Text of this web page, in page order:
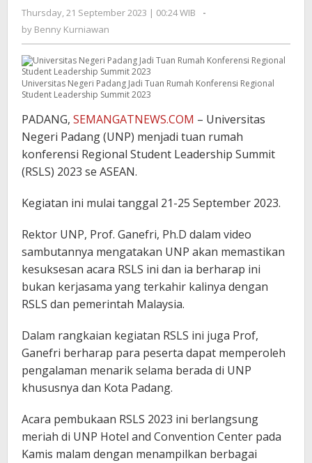
Thursday, 21 September 2023 | 00:24 WIB
by
-
by Benny Kurniawan
Universitas Negeri Padang Jadi Tuan Rumah Konferensi Regional
Student Leadership Summit 2023
PADANG, SEMANGATNEWS.COM – Universitas
Negeri Padang (UNP) menjadi tuan rumah
konferensi Regional Student Leadership Summit
(RSLS) 2023 se ASEAN.
Kegiatan ini mulai tanggal 21-25 September 2023.
Rektor UNP, Prof. Ganefri, Ph.D dalam video
sambutannya mengatakan UNP akan memastikan
kesuksesan acara RSLS ini dan ia berharap ini
bukan kerjasama yang terkahir kalinya dengan
RSLS dan pemerintah Malaysia.
Dalam rangkaian kegiatan RSLS ini juga Prof,
Ganefri berharap para peserta dapat memperoleh
pengalaman menarik selama berada di UNP
khususnya dan Kota Padang.
Acara pembukaan RSLS 2023 ini berlangsung
meriah di UNP Hotel and Convention Center pada
Kamis malam dengan menampilkan berbagai